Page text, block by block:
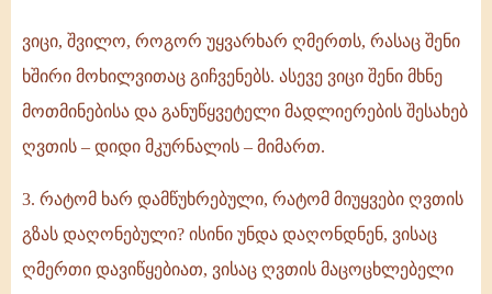
ვიცი, შვილო, როგორ უყვარხარ ღმერთს, რასაც შენი
ხშირი მოხილვითაც გიჩვენებს. ასევე ვიცი შენი მხნე
მოთმინებისა და განუწყვეტელი მადლიერების შესახებ
ღვთის – დიდი მკურნალის – მიმართ.
3. რატომ ხარ დამწუხრებული, რატომ მიუყვები ღვთის
გზას დაღონებული? ისინი უნდა დაღონდნენ, ვისაც
ღმერთი დავიწყებიათ, ვისაც ღვთის მაცოცხლებელი